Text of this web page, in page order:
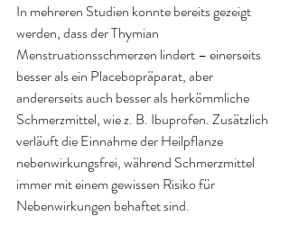
In mehreren Studien konnte bereits gezeigt
werden, dass der Thymian
Menstruationsschmerzen lindert – einerseits
besser als ein Placebopräparat, aber
andererseits auch besser als herkömmliche
Schmerzmittel, wie z. B. Ibuprofen. Zusätzlich
verläuft die Einnahme der Heilpflanze
nebenwirkungsfrei, während Schmerzmittel
immer mit einem gewissen Risiko für
Nebenwirkungen behaftet sind.